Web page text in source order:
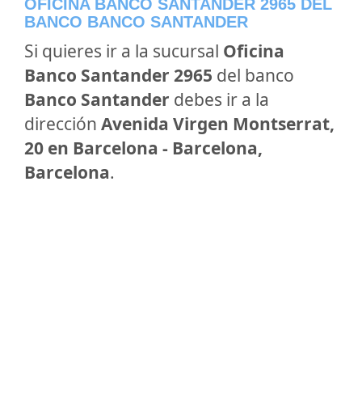
OFICINA BANCO SANTANDER 2965 DEL
BANCO BANCO SANTANDER
Si quieres ir a la sucursal Oficina
Banco Santander 2965 del banco
Banco Santander debes ir a la
dirección Avenida Virgen Montserrat,
20 en Barcelona - Barcelona,
Barcelona.